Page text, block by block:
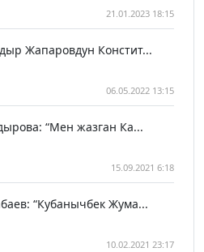
21.01.2023 18:15
Жапаровдун Констит...
06.05.2022 13:15
“Мен жазган Ка...
15.09.2021 6:18
“Кубанычбек Жума...
10.02.2021 23:17